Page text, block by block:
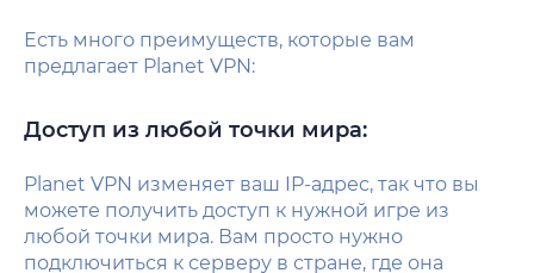
Есть много преимуществ, которые вам
предлагает Planet VPN:
Доступ из любой точки мира:
Planet VPN изменяет ваш IP-адрес, так что вы
можете получить доступ к нужной игре из
любой точки мира. Вам просто нужно
подключиться к серверу в стране, где она